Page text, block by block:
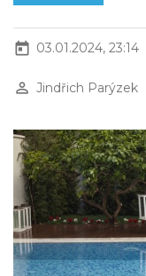
today 03.01.2024, 23:14
perm_identity Jindřich Parýzek